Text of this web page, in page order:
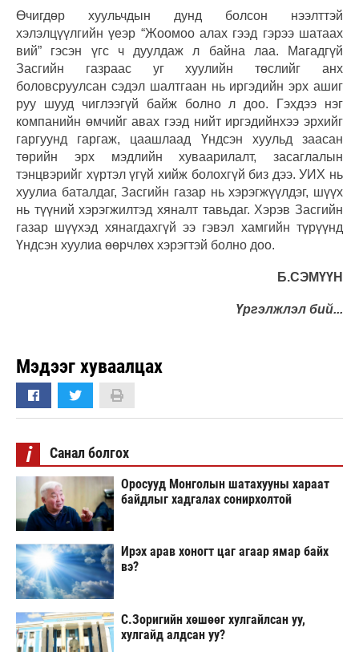
Өчигдөр хуульчдын дунд болсон нээлттэй
хэлэлцүүлгийн үеэр “Жоомоо алах гээд гэрээ шатаах
вий” гэсэн үгс ч дуулдаж л байна лаа. Магадгүй
Засгийн газраас уг хуулийн төслийг анх
боловсруулсан сэдэл шалтгаан нь иргэдийн эрх ашиг
руу шууд чиглээгүй байж болно л доо. Гэхдээ нэг
компанийн өмчийг авах гээд нийт иргэдийнхээ эрхийг
гаргуунд гаргаж, цаашлаад Үндсэн хуульд заасан
төрийн эрх мэдлийн хуваарилалт, засаглалын
тэнцвэрийг хүртэл үгүй хийж болохгүй биз дээ. УИХ нь
хуулиа баталдаг, Засгийн газар нь хэрэгжүүлдэг, шүүх
нь түүний хэрэгжилтэд хяналт тавьдаг. Хэрэв Засгийн
газар шүүхэд хянагдахгүй ээ гэвэл хамгийн түрүүнд
Үндсэн хуулиа өөрчлөх хэрэгтэй болно доо.
Б.СЭМҮҮН
Үргэлжлэл бий...
Мэдээг хуваалцах
i Санал болгох
Оросууд Монголын шатахууны хараат
байдлыг хадгалах сонирхолтой
Ирэх арав хоногт цаг агаар ямар байх
вэ?
С.Зоригийн хөшөөг хулгайлсан уу,
хулгайд алдсан уу?